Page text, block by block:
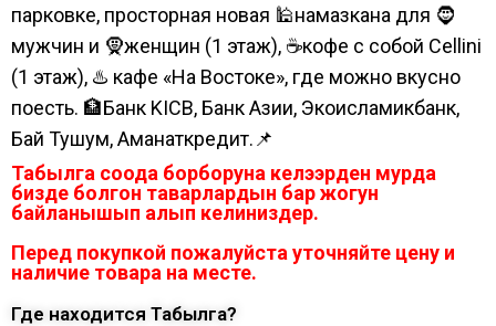
парковке, просторная новая 🕌намазкана для 🧔
мужчин и 🧕женщин (1 этаж), ☕кофе с собой Cellini
(1 этаж), ♨️ кафе «На Востоке», где можно вкусно
поесть. 🏦Банк KICB, Банк Азии, Экоисламикбанк,
Бай Тушум, Аманаткредит.📌
Табылга соода борборуна келээрден мурда
бизде болгон таварлардын бар жогун
байланышып алып келиниздер.
Перед покупкой пожалуйста уточняйте цену и
наличие товара на месте.
Где находится Табылга?